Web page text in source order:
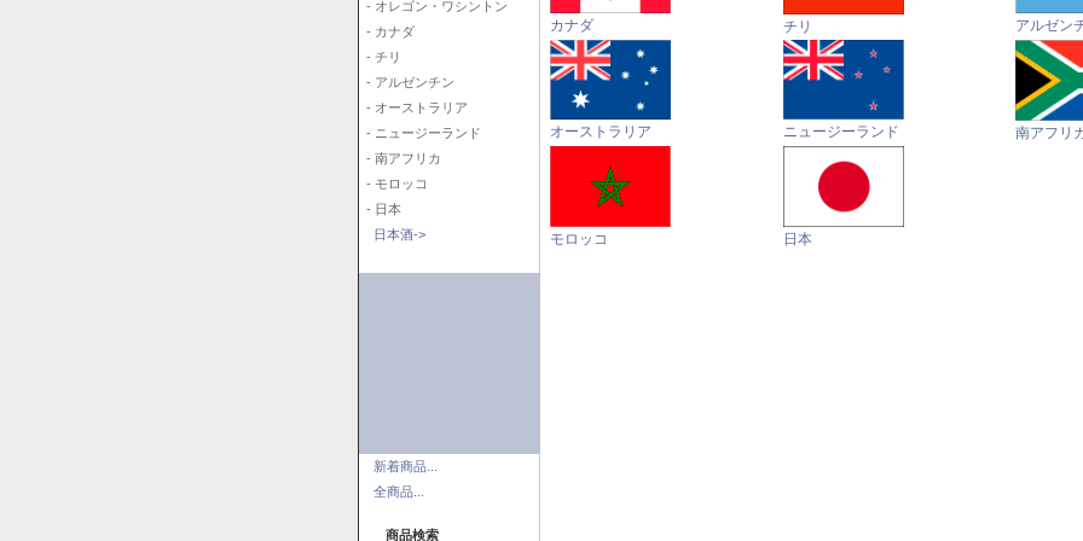
- オレゴン・ワシントン
- カナダ
- チリ
- アルゼンチン
- オーストラリア
- ニュージーランド
- 南アフリカ
- モロッコ
- 日本
日本酒->
新着商品...
全商品...
商品検索
カナダ チリ アルゼン
オーストラリア ニュージーランド 南アフリ
モロッコ 日本